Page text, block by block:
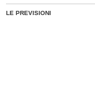
LE PREVISIONI